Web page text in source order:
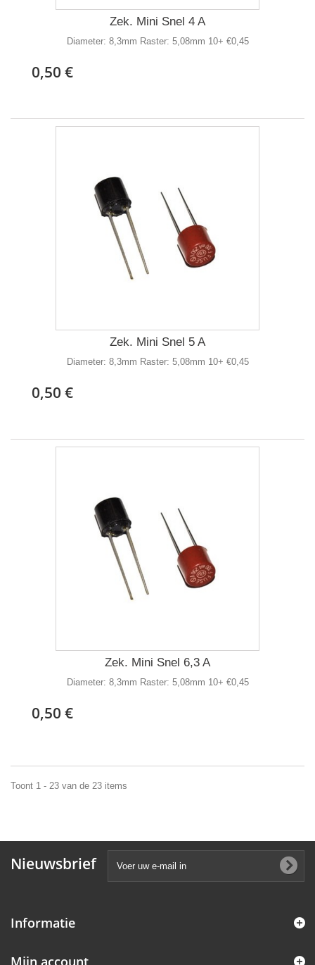
Zek. Mini Snel 4 A
Diameter: 8,3mm Raster: 5,08mm 10+ €0,45
0,50 €
Zek. Mini Snel 5 A
Diameter: 8,3mm Raster: 5,08mm 10+ €0,45
0,50 €
Zek. Mini Snel 6,3 A
Diameter: 8,3mm Raster: 5,08mm 10+ €0,45
0,50 €
Toont 1 - 23 van de 23 items
Nieuwsbrief
Informatie
Mijn account